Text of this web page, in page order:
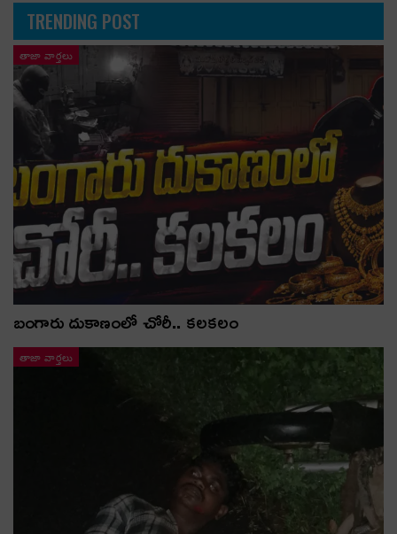
TRENDING POST
తాజా వార్తలు
బంగారు దుకాణంలో చోరీ.. కలకలం
తాజా వార్తలు